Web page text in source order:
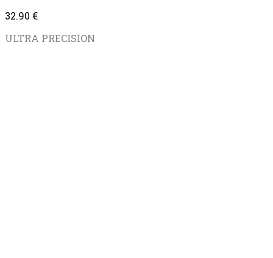
32.90 €
ULTRA PRECISION